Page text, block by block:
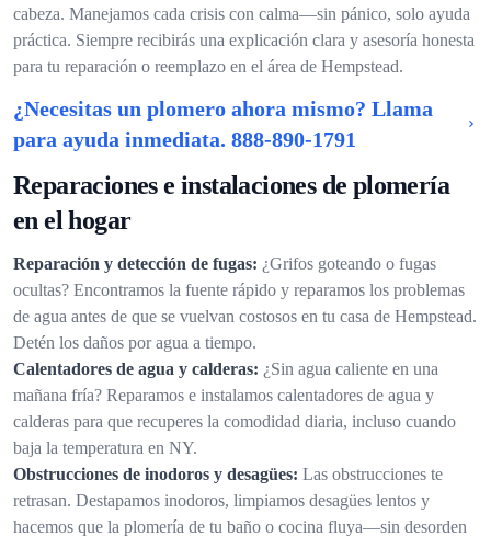
cabeza. Manejamos cada crisis con calma—sin pánico, solo ayuda
práctica. Siempre recibirás una explicación clara y asesoría honesta
para tu reparación o reemplazo en el área de Hempstead.
¿Necesitas un plomero ahora mismo? Llama
para ayuda inmediata. 888-890-1791
Reparaciones e instalaciones de plomería
en el hogar
Reparación y detección de fugas: ¿Grifos goteando o fugas
ocultas? Encontramos la fuente rápido y reparamos los problemas
de agua antes de que se vuelvan costosos en tu casa de Hempstead.
Detén los daños por agua a tiempo.
Calentadores de agua y calderas: ¿Sin agua caliente en una
mañana fría? Reparamos e instalamos calentadores de agua y
calderas para que recuperes la comodidad diaria, incluso cuando
baja la temperatura en NY.
Obstrucciones de inodoros y desagües: Las obstrucciones te
retrasan. Destapamos inodoros, limpiamos desagües lentos y
hacemos que la plomería de tu baño o cocina fluya—sin desorden